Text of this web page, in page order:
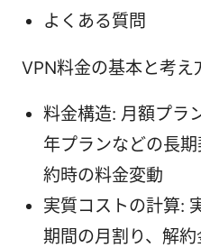
よくある質問
VPN料金の基本と考え
料金構造: 月額プラ
年プランなどの長
約時の料金変動
実質コストの計算:
期間の月割り、解